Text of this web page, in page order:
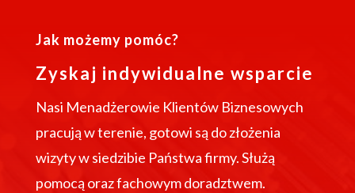
Jak możemy pomóc?
Zyskaj indywidualne wsparcie
Nasi Menadżerowie Klientów Biznesowych
pracują w terenie, gotowi są do złożenia
wizyty w siedzibie Państwa firmy. Służą
pomocą oraz fachowym doradztwem.